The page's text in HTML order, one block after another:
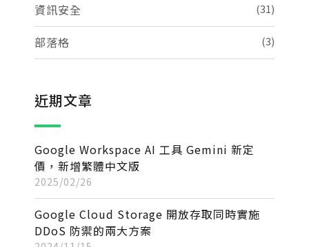
資訊安全 (31)
部落格 (3)
近期文章
Google Workspace AI 工具 Gemini 新定
價，新增繁體中文版
2025/02/26
Google Cloud Storage 開放存取同時實施
DDoS 防禦的兩大方案